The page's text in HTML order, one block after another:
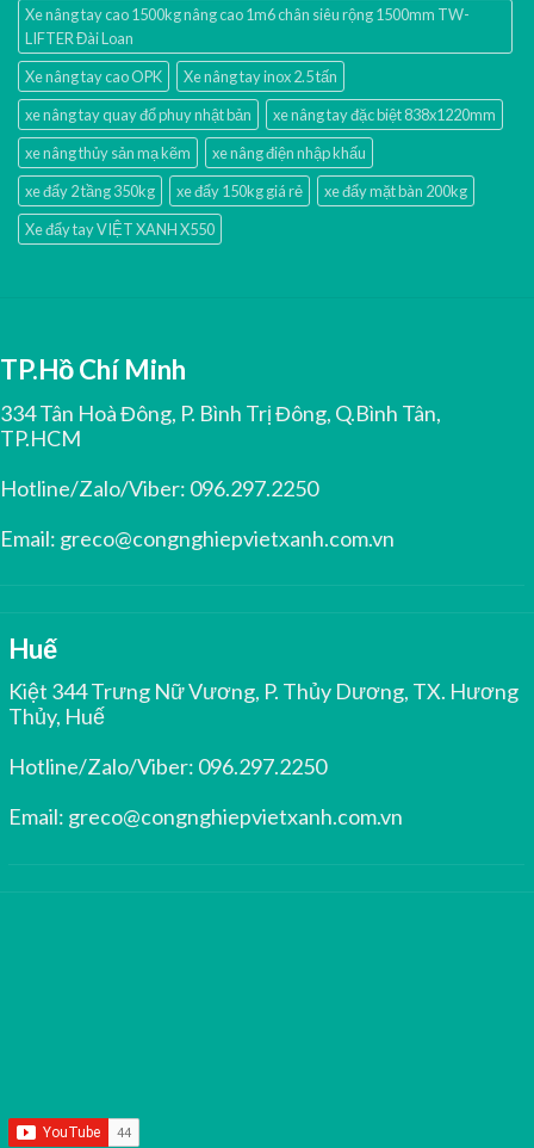
Xe nâng tay cao 1500kg nâng cao 1m6 chân siêu rộng 1500mm TW-
LIFTER Đài Loan
Xe nâng tay cao OPK
Xe nâng tay inox 2.5 tấn
xe nâng tay quay đổ phuy nhật bản
xe nâng tay đặc biệt 838x1220mm
xe nâng thủy sản mạ kẽm
xe nâng điện nhập khấu
xe đẩy 2 tầng 350kg
xe đẩy 150kg giá rẻ
xe đẩy mặt bàn 200kg
Xe đẩy tay VIỆT XANH X550
TP.Hồ Chí Minh
334 Tân Hoà Đông, P. Bình Trị Đông, Q.Bình Tân,
TP.HCM
Hotline/Zalo/Viber: 096.297.2250
Email: greco@congnghiepvietxanh.com.vn
Huế
Kiệt 344 Trưng Nữ Vương, P. Thủy Dương, TX. Hương
Thủy, Huế
Hotline/Zalo/Viber: 096.297.2250
Email: greco@congnghiepvietxanh.com.vn